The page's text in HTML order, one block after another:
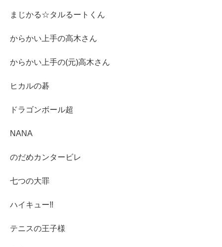
まじかる☆タルるートくん
からかい上手の高木さん
からかい上手の(元)高木さん
ヒカルの碁
ドラゴンボール超
NANA
のだめカンタービレ
七つの大罪
ハイキュー‼︎
テニスの王子様